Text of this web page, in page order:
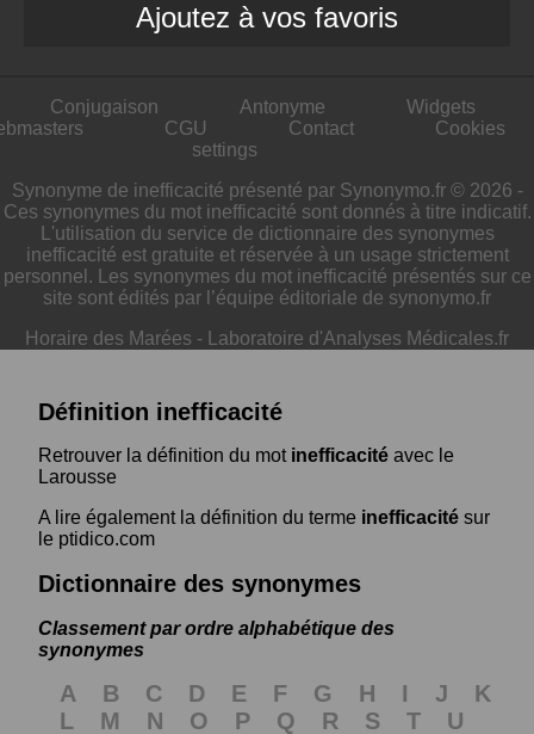
Ajoutez à vos favoris
Conjugaison Antonyme
Widgets
CGU Contact
Cookies
settings
Synonyme de inefficacité présenté par Synonymo.fr © 2026 -
Ces synonymes du mot inefficacité sont donnés à titre indicatif.
L'utilisation du service de dictionnaire des synonymes
inefficacité est gratuite et réservée à un usage strictement
personnel. Les synonymes du mot inefficacité présentés sur ce
site sont édités par l’équipe éditoriale de synonymo.fr
Horaire des Marées - Laboratoire d'Analyses Médicales.fr
Définition inefficacité
Retrouver la définition du mot inefficacité avec le
Larousse
A lire également la définition du terme inefficacité sur
le ptidico.com
Dictionnaire des synonymes
Classement par ordre alphabétique des
synonymes
A B C D E F G H I J
K
L
M N O P Q R S T U